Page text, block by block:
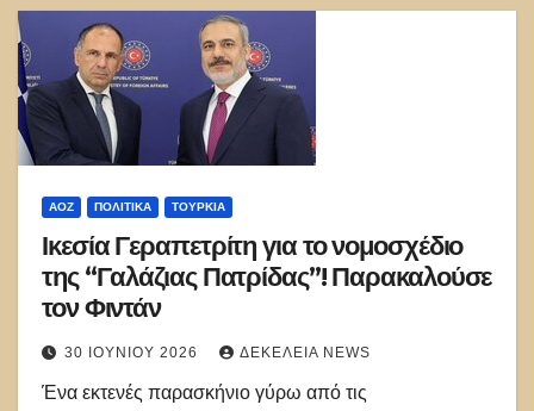
ΑΟΖ ΠΟΛΙΤΙΚΑ ΤΟΥΡΚΊΑ
Ικεσία Γεραπετρίτη για το νομοσχέδιο
της “Γαλάζιας Πατρίδας”! Παρακαλούσε
τον Φιντάν
30 ΙΟΥΝΊΟΥ 2026 ΔΕΚΈΛΕΙΑ NEWS
Ένα εκτενές παρασκήνιο γύρω από τις